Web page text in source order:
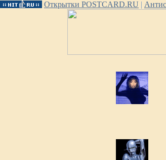
Открытки POSTCARD.RU |